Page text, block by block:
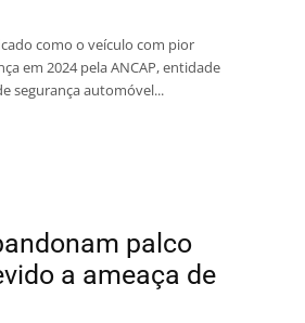
como o veículo com pior
em 2024 pela ANCAP, entidade
segurança automóvel...
palco
a ameaça de